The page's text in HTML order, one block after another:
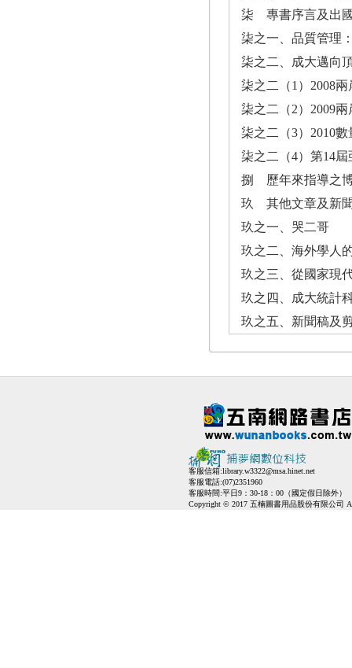
柒 專書序言及出
柒之一、品質管理
柒之二、成大邁向
柒之二（1）2008
柒之二（2）2009
柒之二（3）2010
柒之二（4）第14
捌 歷年來指導之
玖 其他文章及新
玖之一、哭二哥
玖之二、海外學人
玖之三、從國家現
玖之四、成大統計
玖之五、新聞稿及
客服信箱:library.w3322@msa.hinet.net
客服電話:(07)2351960
客服時間:平日9：30-18：00（國定假日除外）
Copyright © 2017 五楠圖書用品股份有限公司